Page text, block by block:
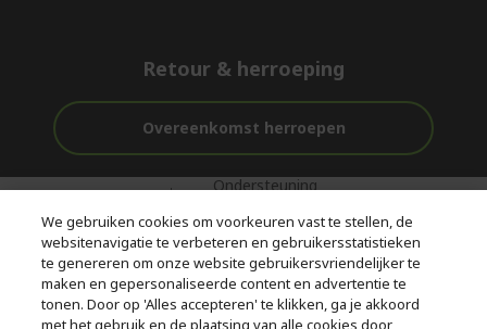
Retour & herroeping
Overeenkomst herroepen
Gratis
bezorging
Ondersteuning
aankoop
Veilig
Betalen
© 2026 Acer Inc.
CPYou BV is de erkende reseller van de producten en diensten die
in deze winkel worden aangeboden.
We gebruiken cookies om voorkeuren vast te stellen, de
websitenavigatie te verbeteren en gebruikersstatistieken
te genereren om onze website gebruikersvriendelijker te
maken en gepersonaliseerde content en advertentie te
tonen. Door op 'Alles accepteren' te klikken, ga je akkoord
met het gebruik en de plaatsing van alle cookies door